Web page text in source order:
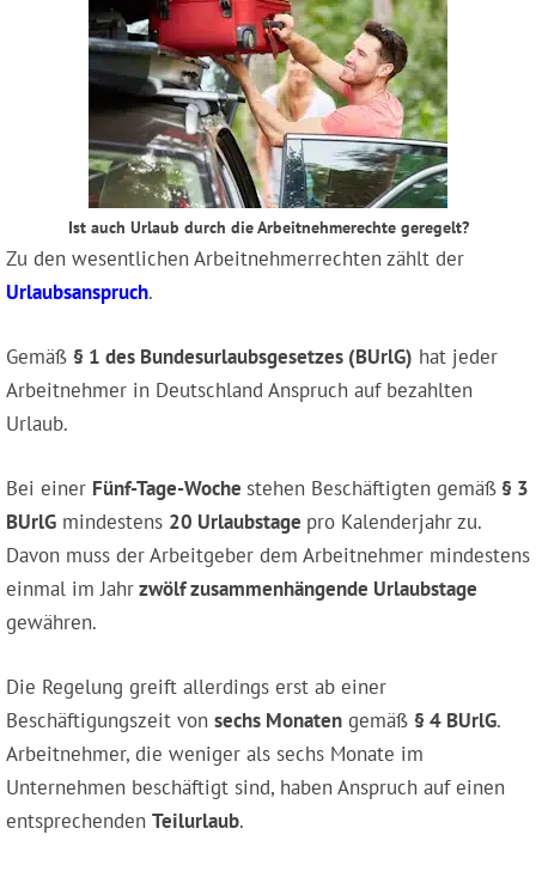
Ist auch Urlaub durch die Arbeitnehmerechte geregelt?
Zu den wesentlichen Arbeitnehmerrechten zählt der
Urlaubsanspruch.
Gemäß § 1 des Bundesurlaubsgesetzes (BUrlG) hat jeder
Arbeitnehmer in Deutschland Anspruch auf bezahlten
Urlaub.
Bei einer Fünf-Tage-Woche stehen Beschäftigten gemäß § 3
BUrlG mindestens 20 Urlaubstage pro Kalenderjahr zu.
Davon muss der Arbeitgeber dem Arbeitnehmer mindestens
einmal im Jahrzwölf zusammenhängende Urlaubstage
gewähren.
Die Regelung greift allerdings erst ab einer
Beschäftigungszeit von sechs Monaten gemäß § 4 BUrlG.
Arbeitnehmer, die weniger als sechs Monate im
Unternehmen beschäftigt sind, haben Anspruch auf einen
entsprechenden Teilurlaub.